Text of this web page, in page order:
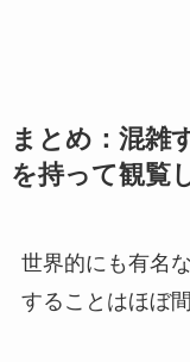
まとめ：混雑
を持って観覧
世界的にも有名
することはほぼ